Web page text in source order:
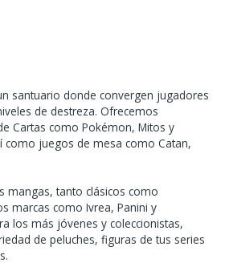
santuario donde convergen jugadores
de destreza. Ofrecemos
Cartas como Pokémon, Mitos y
como juegos de mesa como Catan,
mangas, tanto clásicos como
marcas como Ivrea, Panini y
los más jóvenes y coleccionistas,
de peluches, figuras de tus series